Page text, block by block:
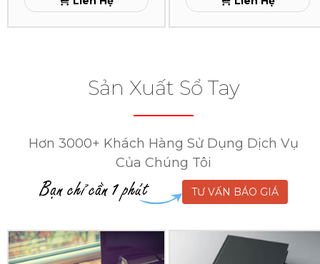
Sản Xuất Sổ Tay
Hơn 3000+ Khách Hàng Sử Dụng Dịch Vụ
Của Chúng Tôi
TƯ VẤN BÁO GIÁ
In